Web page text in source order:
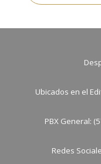
Ubicados en el
PBX General:
Redes